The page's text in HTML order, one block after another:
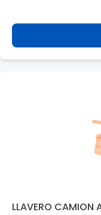
LLAVERO